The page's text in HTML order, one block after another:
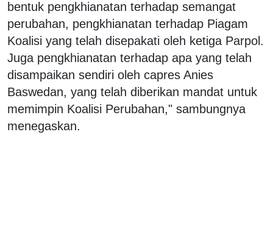
bentuk pengkhianatan terhadap semangat
perubahan, pengkhianatan terhadap Piagam
Koalisi yang telah disepakati oleh ketiga Parpol.
Juga pengkhianatan terhadap apa yang telah
disampaikan sendiri oleh capres Anies
Baswedan, yang telah diberikan mandat untuk
memimpin Koalisi Perubahan," sambungnya
menegaskan.